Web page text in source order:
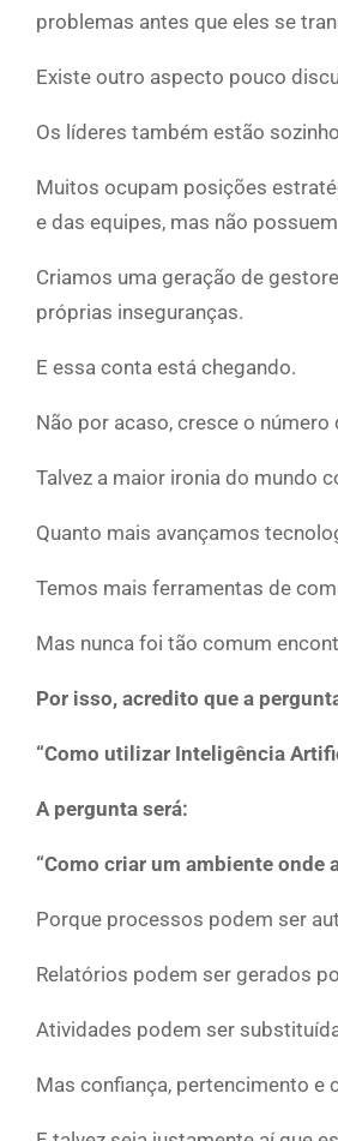
problemas antes que eles se
Existe outro aspecto pouco
Os líderes também estão
Muitos ocupam posições
e das equipes, mas não
Criamos uma geração de
próprias inseguranças.
E essa conta está chegando.
Não por acaso, cresce o
Talvez a maior ironia do mundo
Quanto mais avançamos
Temos mais ferramentas de
Mas nunca foi tão comum
Por isso, acredito que a
“Como utilizar Inteligência
A pergunta será:
“Como criar um ambiente onde
Porque processos podem ser
Relatórios podem ser gerados
Atividades podem ser
Mas confiança, pertencimento e